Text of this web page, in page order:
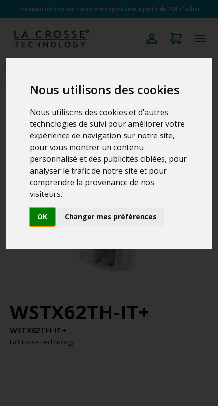
Nous utilisons des cookies
Nous utilisons des cookies et d'autres
technologies de suivi pour améliorer votre
expérience de navigation sur notre site,
pour vous montrer un contenu
personnalisé et des publicités ciblées, pour
analyser le trafic de notre site et pour
comprendre la provenance de nos
visiteurs.
OK Changer mes préférences
Livraison offerte en France métropolitaine à partir de 20€ d'achat
WSTX62TH-IT+
WSTX62TH-IT+
La Crosse Technology